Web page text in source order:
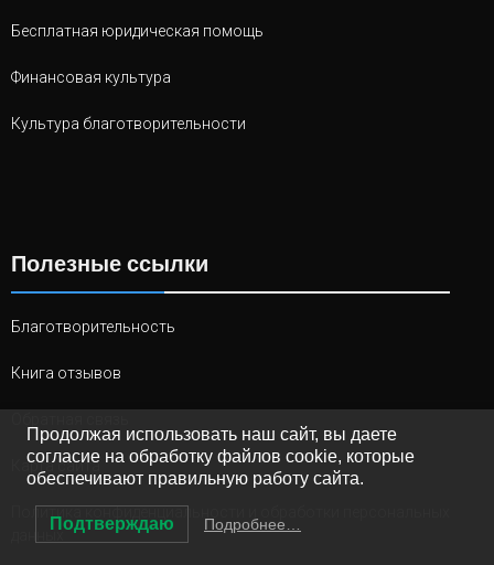
Бесплатная юридическая помощь
Финансовая культура
Культура благотворительности
Полезные ссылки
Благотворительность
Книга отзывов
Карта сайта
Политика конфиденциальности и обработки персональных
данных
Продолжая использовать наш сайт, вы даете
согласие на обработку файлов cookie, которые
обеспечивают правильную работу сайта.
Подтверждаю Подробнее…